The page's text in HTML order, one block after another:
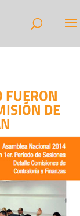
FUERON
DE